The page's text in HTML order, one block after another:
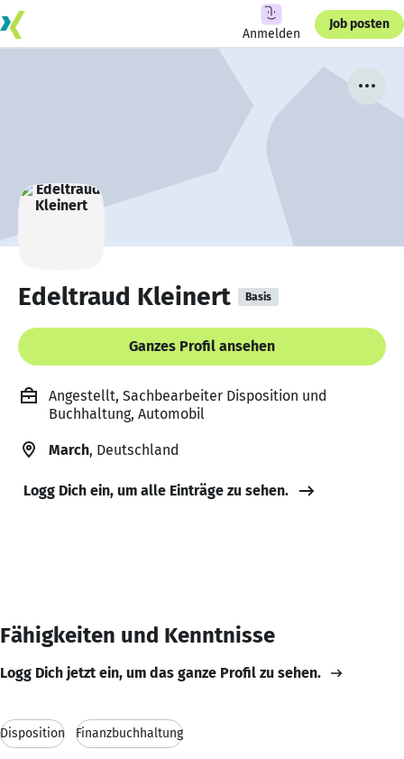
Anmelden
Job posten
Edeltraud Kleinert Basis
Ganzes Profil ansehen
Angestellt, Sachbearbeiter Disposition und
Buchhaltung, Automobil
March, Deutschland
Logg Dich ein, um alle Einträge zu sehen.
Fähigkeiten und Kenntnisse
Logg Dich jetzt ein, um das ganze Profil zu sehen.
Disposition Finanzbuchhaltung